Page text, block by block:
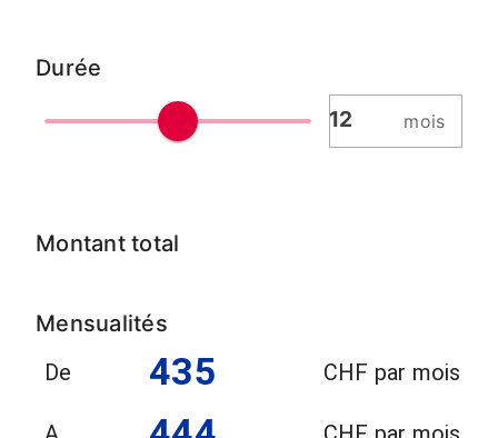
Durée
mois
Montant total
Mensualités
De
435 CHF par mois